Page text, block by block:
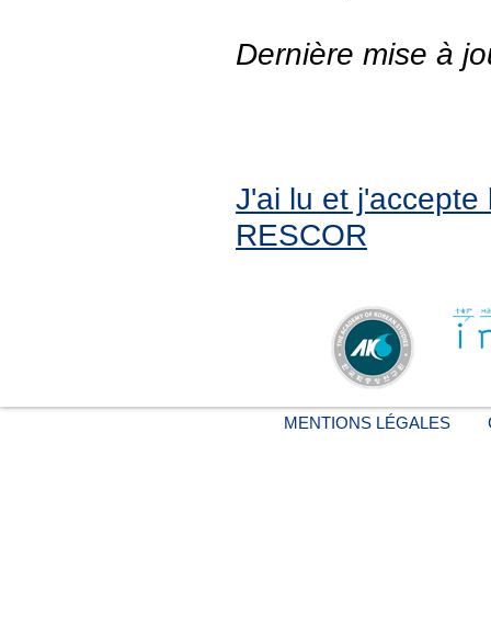
Dernière mise à
J'ai lu et
RESCOR
MENTIONS LÉGALES